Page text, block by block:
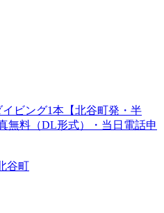
ビング1本【北谷町発・半
無料（DL形式）・当日電話申
谷町